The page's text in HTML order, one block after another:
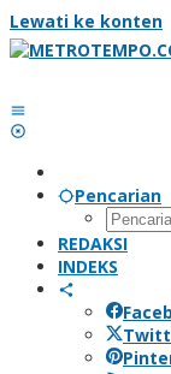
Lewati ke konten
Pencarian
REDAKSI
INDEKS